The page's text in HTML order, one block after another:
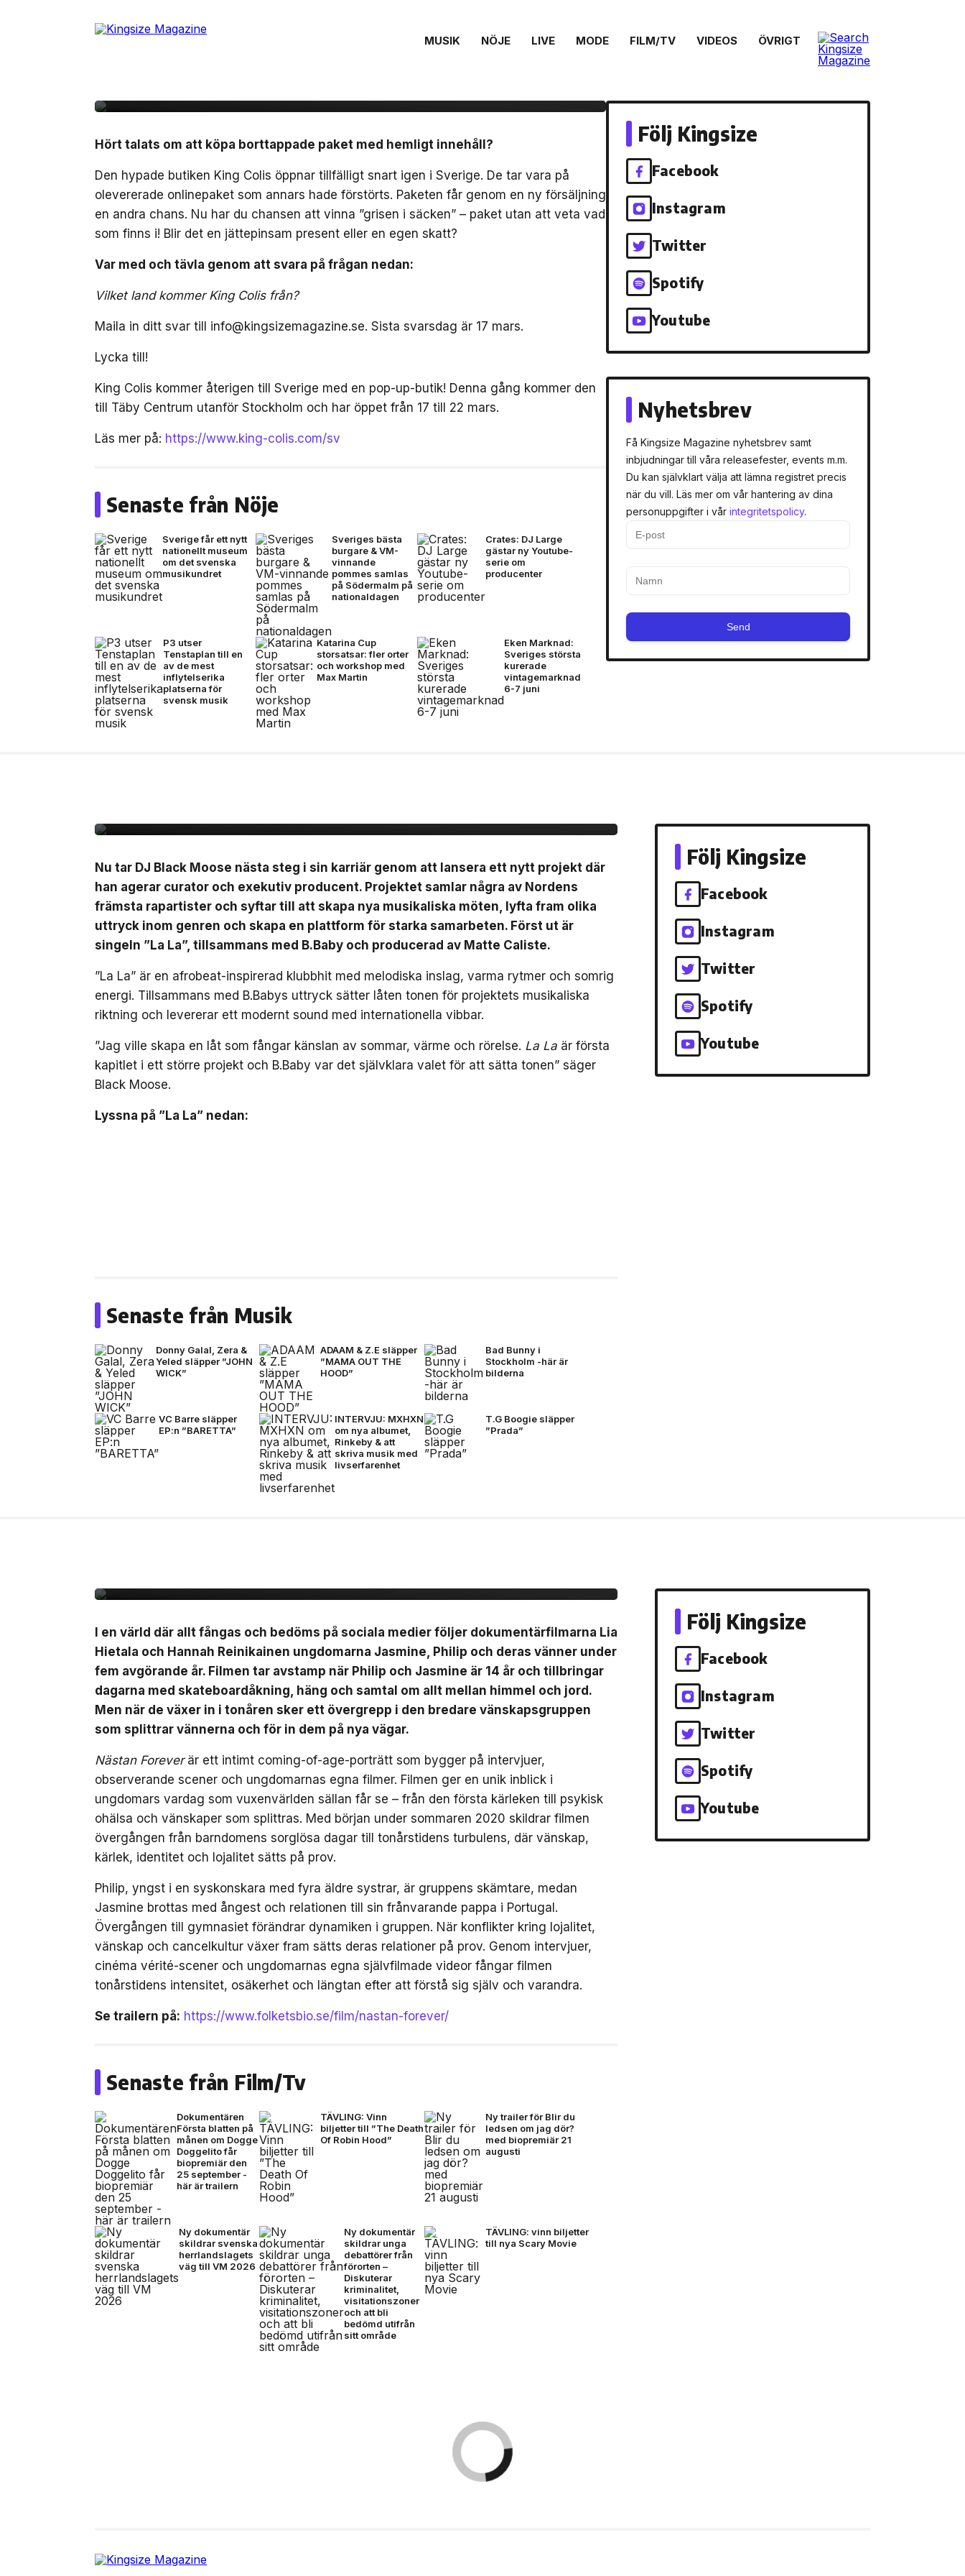
MUSIK NÖJE LIVE MODE FILM/TV VIDEOS ÖVRIGT
NÖJE 11 mars, 2026
TÄVLING: vinn borttappade paket från
Hört talats om att köpa borttappade paket med hemligt innehåll?
Den hypade butiken King Colis öppnar tillfälligt snart igen i Sverige. De tar vara på
olevererade onlinepaket som annars hade förstörts. Paketen får genom en ny försäljning
en andra chans. Nu har du chansen att vinna ”grisen i säcken” – paket utan att veta vad
som finns i! Blir det en jättepinsam present eller en egen skatt?
Var med och tävla genom att svara på frågan nedan:
Vilket land kommer King Colis från?
Maila in ditt svar till info@kingsizemagazine.se. Sista svarsdag är 17 mars.
Lycka till!
King Colis kommer återigen till Sverige med en pop-up-butik! Denna gång kommer den
till Täby Centrum utanför Stockholm och har öppet från 17 till 22 mars.
Läs mer på: https://www.king-colis.com/sv
Senaste från Nöje
Sverige får ett nytt
nationellt museum
om det svenska
musikundret
Sveriges bästa
burgare & VM-
vinnande
pommes samlas
på Södermalm på
nationaldagen
Crates: DJ Large
gästar ny Youtube-
serie om
producenter
P3 utser
Tenstaplan till en
av de mest
inflytelserika
platserna för
svensk musik
Katarina Cup
storsatsar: fler orter
och workshop med
Max Martin
Eken Marknad:
Sveriges största
kurerade
vintagemarknad
6-7 juni
Följ Kingsize
Facebook
Instagram
Twitter
Spotify
Youtube
Nyhetsbrev
Få Kingsize Magazine nyhetsbrev samt
inbjudningar till våra releasefester, events m.m.
Du kan självklart välja att lämna registret precis
när du vill. Läs mer om vår hantering av dina
personuppgifter i vår integritetspolicy.
Send
Nu tar DJ Black Moose nästa steg i sin karriär genom att lansera ett nytt projekt där
han agerar curator och exekutiv producent. Projektet samlar några av Nordens
främsta rapartister och syftar till att skapa nya musikaliska möten, lyfta fram olika
uttryck inom genren och skapa en plattform för starka samarbeten. Först ut är
singeln ”La La”, tillsammans med B.Baby och producerad av Matte Caliste.
”La La” är en afrobeat-inspirerad klubbhit med melodiska inslag, varma rytmer och somrig
energi. Tillsammans med B.Babys uttryck sätter låten tonen för projektets musikaliska
riktning och levererar ett modernt sound med internationella vibbar.
”Jag ville skapa en låt som fångar känslan av sommar, värme och rörelse. La La är första
kapitlet i ett större projekt och B.Baby var det självklara valet för att sätta tonen” säger
Black Moose.
Lyssna på ”La La” nedan:
Senaste från Musik
Donny Galal, Zera &
Yeled släpper ”JOHN
WICK”
ADAAM & Z.E släpper
”MAMA OUT THE
HOOD”
Bad Bunny i
Stockholm -här är
bilderna
VC Barre släpper
EP:n ”BARETTA”
INTERVJU: MXHXN
om nya albumet,
Rinkeby & att
skriva musik med
livserfarenhet
T.G Boogie släpper
”Prada”
Följ Kingsize
Facebook
Instagram
Twitter
Spotify
Youtube
I en värld där allt fångas och bedöms på sociala medier följer dokumentärfilmarna Lia
Hietala och Hannah Reinikainen ungdomarna Jasmine, Philip och deras vänner under
fem avgörande år. Filmen tar avstamp när Philip och Jasmine är 14 år och tillbringar
dagarna med skateboardåkning, häng och samtal om allt mellan himmel och jord.
Men när de växer in i tonåren sker ett övergrepp i den bredare vänskapsgruppen
som splittrar vännerna och för in dem på nya vägar.
Nästan Foreverär ett intimt coming-of-age-porträtt som bygger på intervjuer,
observerande scener och ungdomarnas egna filmer. Filmen ger en unik inblick i
ungdomars vardag som vuxenvärlden sällan får se – från den första kärleken till psykisk
ohälsa och vänskaper som splittras. Med början under sommaren 2020 skildrar filmen
övergången från barndomens sorglösa dagar till tonårstidens turbulens, där vänskap,
kärlek, identitet och lojalitet sätts på prov.
Philip, yngst i en syskonskara med fyra äldre systrar, är gruppens skämtare, medan
Jasmine brottas med ångest och relationen till sin frånvarande pappa i Portugal.
Övergången till gymnasiet förändrar dynamiken i gruppen. När konflikter kring lojalitet,
vänskap och cancelkultur växer fram sätts deras relationer på prov. Genom intervjuer,
cinéma vérité-scener och ungdomarnas egna självfilmade videor fångar filmen
tonårstidens intensitet, osäkerhet och längtan efter att förstå sig själv och varandra.
Se trailern på: https://www.folketsbio.se/film/nastan-forever/
Senaste från Film/Tv
Dokumentären
Första blatten på
månen om Dogge
Doggelito får
biopremiär den
25 september -
här är trailern
TÄVLING: Vinn
biljetter till ”The Death
Of Robin Hood”
Ny trailer för Blir du
ledsen om jag dör?
med biopremiär 21
augusti
Ny dokumentär
skildrar svenska
herrlandslagets
väg till VM 2026
Ny dokumentär
skildrar unga
debattörer från
förorten –
Diskuterar
kriminalitet,
visitationszoner
och att bli
bedömd utifrån
sitt område
TÄVLING: vinn biljetter
till nya Scary Movie
Följ Kingsize
Facebook
Instagram
Twitter
Spotify
Youtube